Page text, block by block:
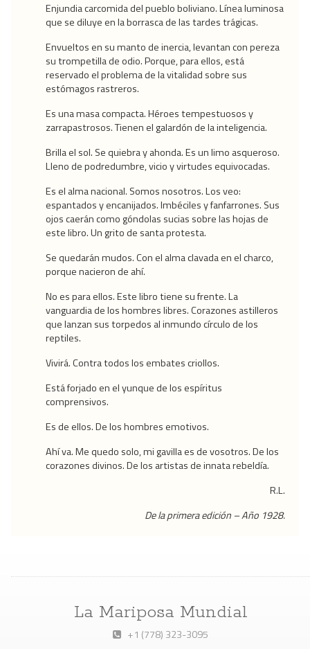
Enjundia carcomida del pueblo boliviano. Línea luminosa
que se diluye en la borrasca de las tardes trágicas.
Envueltos en su manto de inercia, levantan con pereza
su trompetilla de odio. Porque, para ellos, está
reservado el problema de la vitalidad sobre sus
estómagos rastreros.
Es una masa compacta. Héroes tempestuosos y
zarrapastrosos. Tienen el galardón de la inteligencia.
Brilla el sol. Se quiebra y ahonda. Es un limo asqueroso.
Lleno de podredumbre, vicio y virtudes equivocadas.
Es el alma nacional. Somos nosotros. Los veo:
espantados y encanijados. Imbéciles y fanfarrones. Sus
ojos caerán como góndolas sucias sobre las hojas de
este libro. Un grito de santa protesta.
Se quedarán mudos. Con el alma clavada en el charco,
porque nacieron de ahí.
No es para ellos. Este libro tiene su frente. La
vanguardia de los hombres libres. Corazones astilleros
que lanzan sus torpedos al inmundo círculo de los
reptiles.
Vivirá. Contra todos los embates criollos.
Está forjado en el yunque de los espíritus
comprensivos.
Es de ellos. De los hombres emotivos.
Ahí va. Me quedo solo, mi gavilla es de vosotros. De los
corazones divinos. De los artistas de innata rebeldía.
R.L.
De la primera edición – Año 1928.
La Mariposa Mundial
+1 (778) 323-3095